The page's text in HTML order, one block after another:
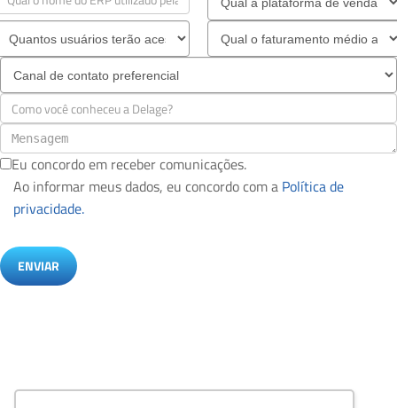
Eu concordo em receber comunicações.
Ao informar meus dados, eu concordo com a Política de
privacidade.